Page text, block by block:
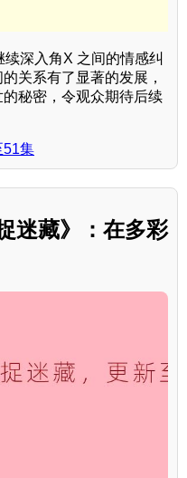
续深入角X 之间的情感纠
关系有了显著的发展，
秘密，令观众期待后续
51集
迷藏》：在多彩